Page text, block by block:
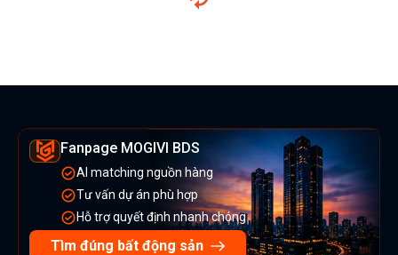
Fanpage MOGIVI BDS
AI matching nguồn hàng
Tư vấn dự án phù hợp
Hỗ trợ quyết định nhanh chóng
Tìm đúng bất động sản